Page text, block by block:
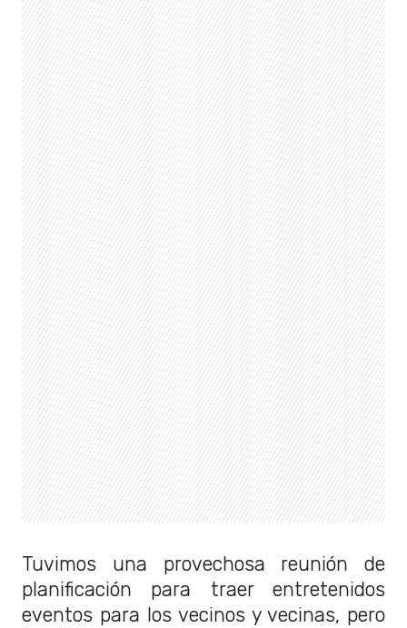
Tuvimos una provechosa reunión de
planificación para traer entretenidos
eventos para los vecinos y vecinas, pero